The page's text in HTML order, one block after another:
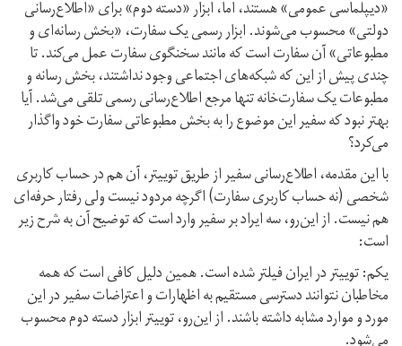
«دیپلماسی عمومی» هستند، اما، ابزار «دسته دوم» برای «اطلاع‌رسانی
دولتی» محسوب می‌شوند. ابزار رسمی یک سفارت، «بخش رسانه‌ای و
مطبوعاتی» آن سفارت است که مانند سخنگوی سفارت عمل می‌کند. تا
چندی پیش از این که شبکه‌های اجتماعی وجود نداشتند، بخش رسانه و
مطبوعات یک سفارت‌خانه تنها مرجع اطلاع‌رسانی رسمی تلقی می‌شد. آیا
بهتر نبود که سفیر این موضوع را به بخش مطبوعاتی سفارت خود واگذار
می‌کرد؟
با این مقدمه، اطلاع‌رسانی سفیر از طریق توییتر، آن هم در حساب کاربری
شخصی (نه حساب کاربری سفارت) اگرچه مردود نیست ولی رفتار حرفه‌ای
هم نیست. از این‌رو، سه ایراد بر سفیر وارد است که توضیح آن به شرح زیر
است:
یکم: توییتر در ایران فیلتر شده است. همین دلیل کافی است که همه
مخاطبان نتوانند دسترسی مستقیم به اظهارات و اعتراضات سفیر در این
مورد و موارد مشابه داشته باشند. از این‌رو، توییتر ابزار دسته دوم محسوب